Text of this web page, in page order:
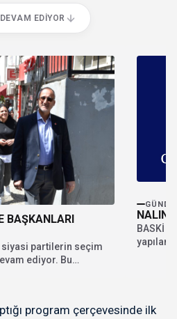
EDIYOR
BAŞKANLARI
siyasi partilerin seçim
ediyor. Bu
BASKİ
yapılan
program çerçevesinde ilk